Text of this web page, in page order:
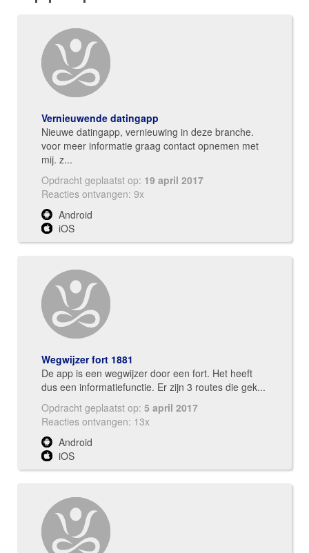
Vernieuwende datingapp
Nieuwe datingapp, vernieuwing in deze branche.
voor meer informatie graag contact opnemen met
mij. z...
Opdracht geplaatst op: 19 april 2017
Reacties ontvangen: 9x
Android
iOS
Wegwijzer fort 1881
De app is een wegwijzer door een fort. Het heeft
dus een informatiefunctie. Er zijn 3 routes die gek...
Opdracht geplaatst op: 5 april 2017
Reacties ontvangen: 13x
Android
iOS